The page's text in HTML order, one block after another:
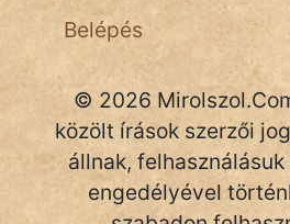
Belépés
© 2026
közölt írások szerzői
állnak,
engedélyével